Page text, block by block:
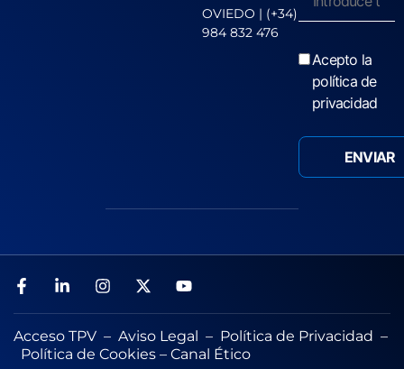
OVIEDO | (+34)
984 832 476
Acepto la
política de
privacidad
Acceso TPV – Aviso Legal – Política de Privacidad –
Política de Cookies – Canal Ético